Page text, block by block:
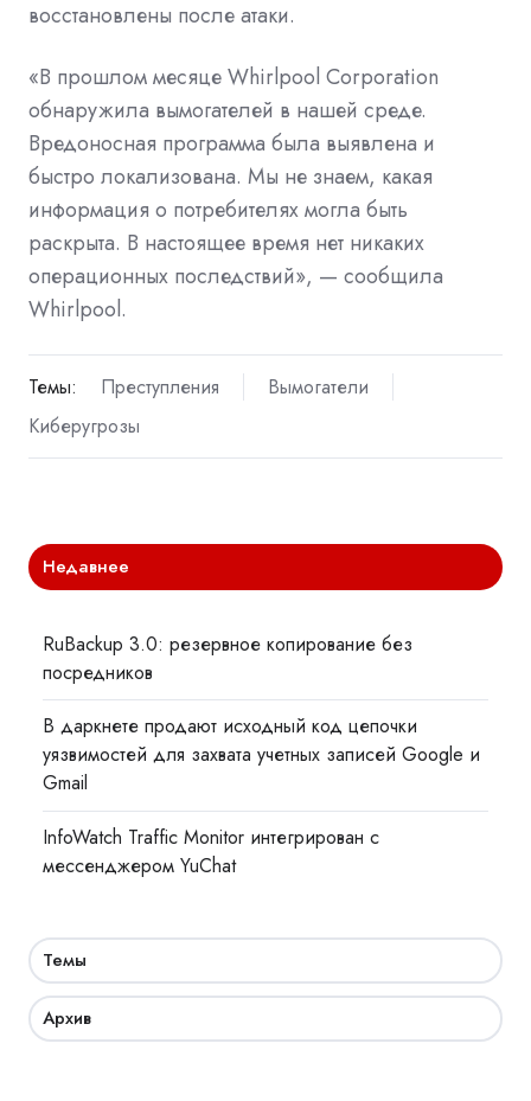
восстановлены после атаки.
«В прошлом месяце Whirlpool Corporation
обнаружила вымогателей в нашей среде.
Вредоносная программа была выявлена и
быстро локализована. Мы не знаем, какая
информация о потребителях могла быть
раскрыта. В настоящее время нет никаких
операционных последствий», — сообщила
Whirlpool.
Темы: Преступления
Вымогатели
Киберугрозы
Недавнее
RuBackup 3.0: резервное копирование без
посредников
В даркнете продают исходный код цепочки
уязвимостей для захвата учетных записей Google и
Gmail
InfoWatch Traffic Monitor интегрирован с
мессенджером YuChat
Темы
Архив